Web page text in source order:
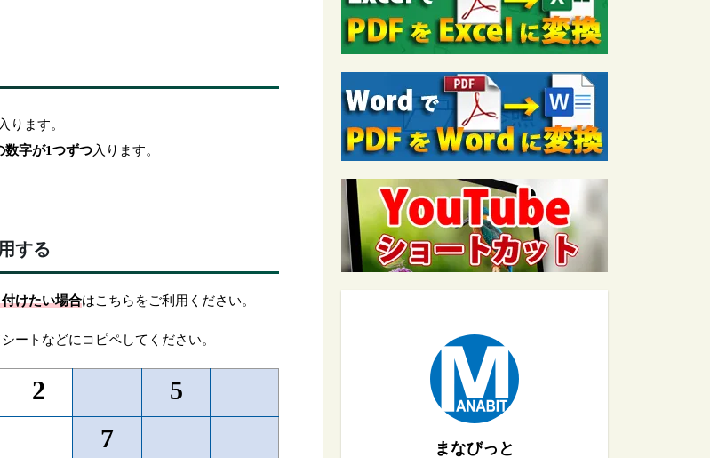
入ります。
数字が1つずつ入ります。
する
けたい場合はこちらをご利用ください。
ートなどにコピペしてください。
2
5
7
まなびっと